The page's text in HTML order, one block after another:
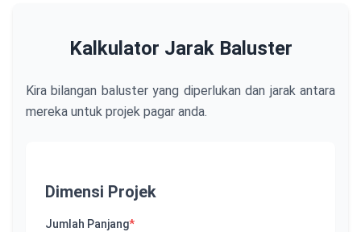
Kalkulator Jarak Baluster
Kira bilangan baluster yang diperlukan dan jarak antara
mereka untuk projek pagar anda.
Dimensi Projek
Jumlah Panjang*